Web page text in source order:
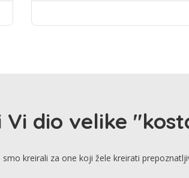
Vi dio velike
kreirali za one koji žele kreirati